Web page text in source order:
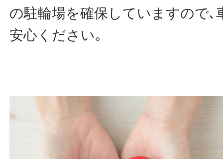
の駐輪場を確保していますので､
安心ください｡